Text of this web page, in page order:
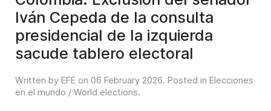
Iván Cepeda de la consulta
presidencial de la izquierda
sacude tablero electoral
Written by EFE on 06 February 2026. Posted in Elecciones
en el mundo / World elections.